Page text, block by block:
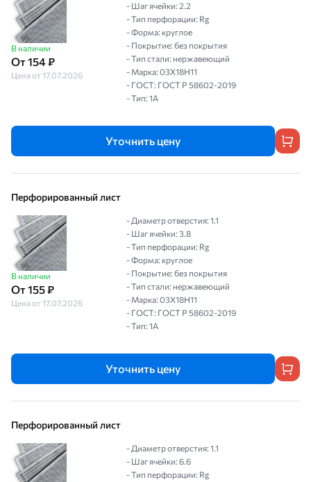
В наличии
От 154 ₽
Цена от 17.07.2026
- Шаг ячейки: 2.2
- Тип перфорации: Rg
- Форма: круглое
- Покрытие: без покрытия
- Тип стали: нержавеющий
- Марка: 03Х18Н11
- ГОСТ: ГОСТ Р 58602-2019
- Тип: 1A
Уточнить цену
Перфорированный лист
В наличии
От 155 ₽
Цена от 17.07.2026
- Диаметр отверстия: 1.1
- Шаг ячейки: 3.8
- Тип перфорации: Rg
- Форма: круглое
- Покрытие: без покрытия
- Тип стали: нержавеющий
- Марка: 03Х18Н11
- ГОСТ: ГОСТ Р 58602-2019
- Тип: 1A
Уточнить цену
Перфорированный лист
- Диаметр отверстия: 1.1
- Шаг ячейки: 6.6
- Тип перфорации: Rg